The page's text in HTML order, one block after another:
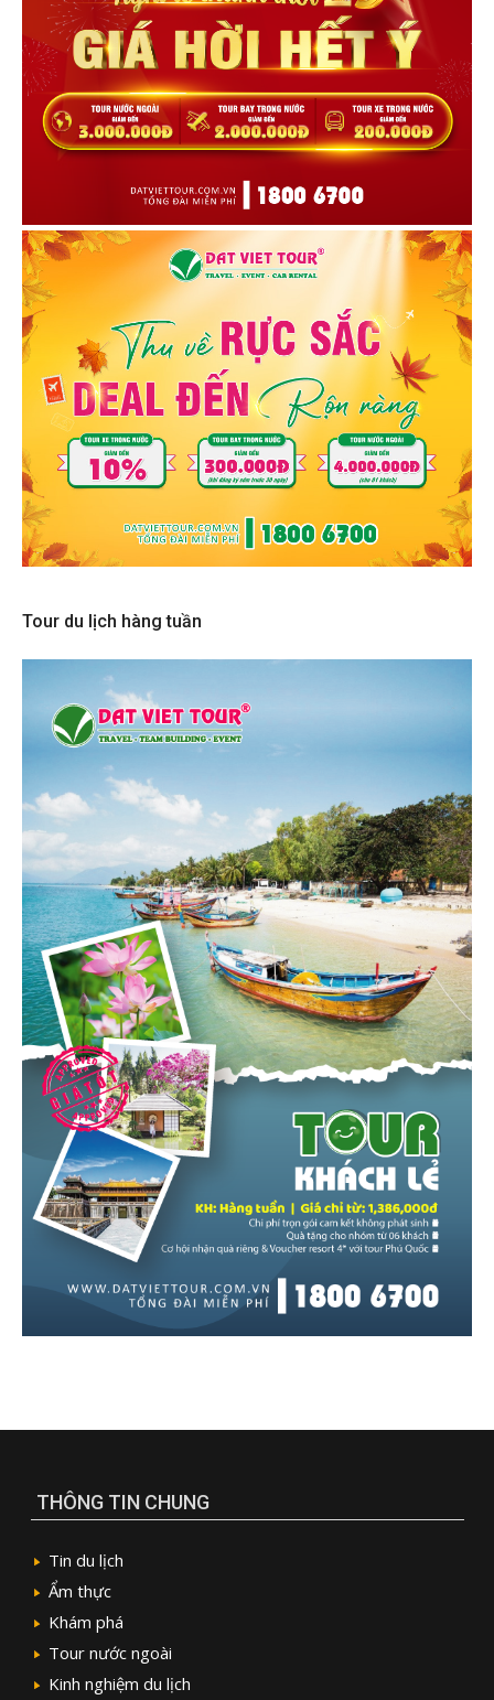
Tour du lịch hàng tuần
THÔNG TIN CHUNG
Tin du lịch
Ẩm thực
Khám phá
Tour nước ngoài
Kinh nghiệm du lịch